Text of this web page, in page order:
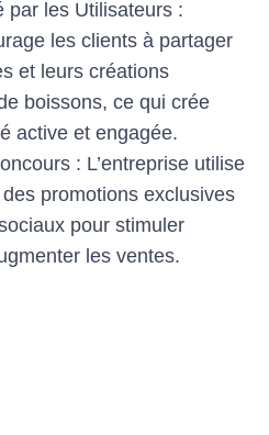
par les Utilisateurs :
les clients à partager
et leurs créations
boissons, ce qui crée
active et engagée.
: L’entreprise utilise
promotions exclusives
pour stimuler
les ventes.